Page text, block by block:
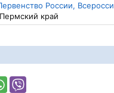
России,
край